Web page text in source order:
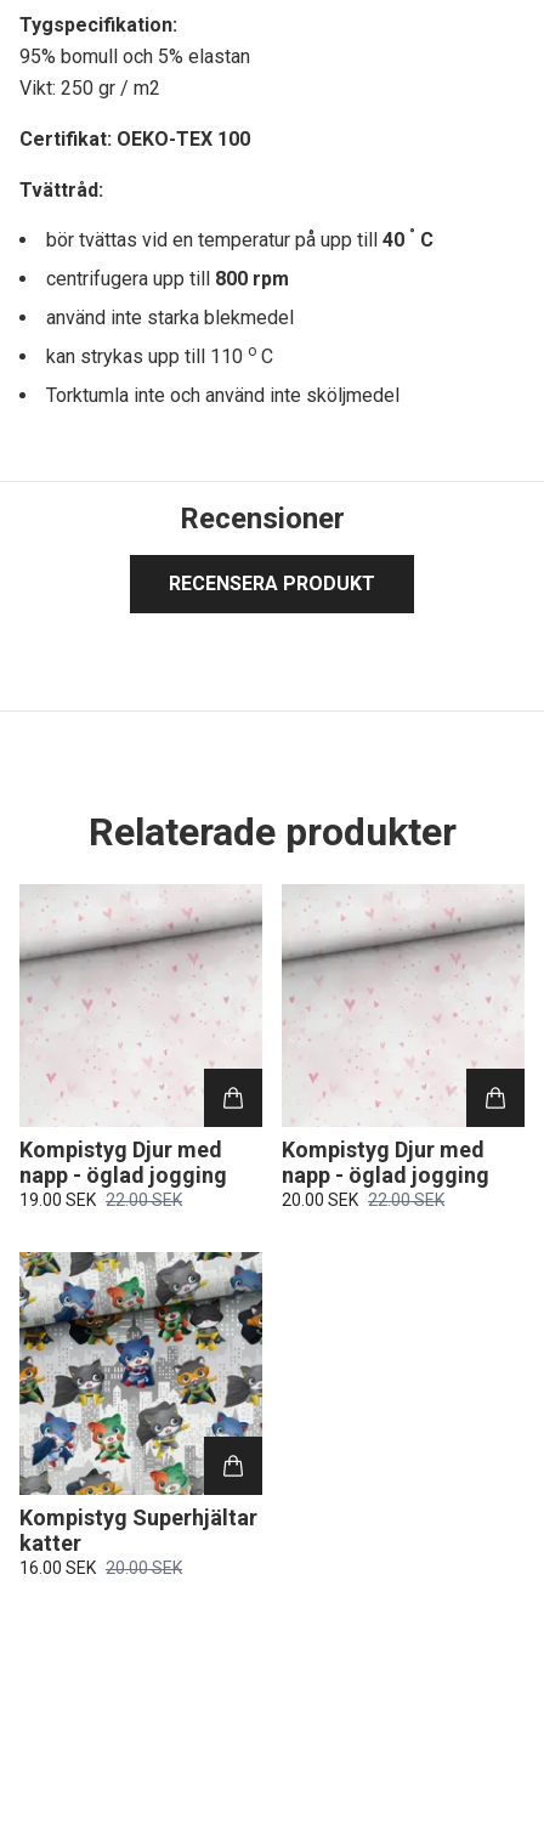
Tygspecifikation:
95% bomull och 5% elastan
Vikt: 250 gr / m2
Certifikat: OEKO-TEX 100
Tvättråd:
bör tvättas vid en temperatur på upp till 40 ° C
centrifugera upp till 800 rpm
använd inte starka blekmedel
kan strykas upp till 110 o C
Torktumla inte och använd inte sköljmedel
Recensioner
RECENSERA PRODUKT
Relaterade produkter
Kompistyg Djur med
napp - öglad jogging
19.00 SEK 22.00 SEK
Kompistyg Djur med
napp - öglad jogging
20.00 SEK 22.00 SEK
Kompistyg Superhjältar
katter
16.00 SEK 20.00 SEK